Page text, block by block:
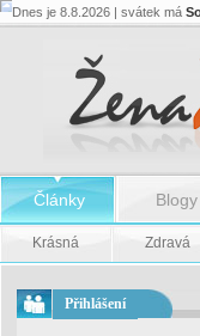
Dnes je 8.8.2026 | svátek má
Články Blogy
Krásná Zdravá
Přihlášení